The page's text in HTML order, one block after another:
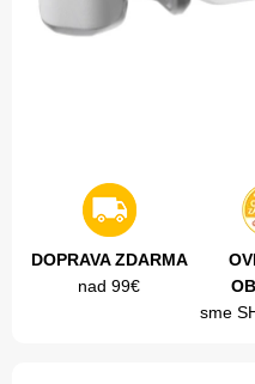
DOPRAVA ZDARMA
nad 99€
sme